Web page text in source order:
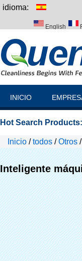
idioma:
English
INICIO
Hot Search Products:
Inicio /todos /Otros /
Inteligente